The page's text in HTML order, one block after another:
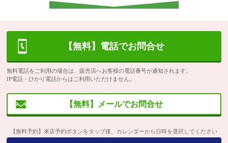
【無料】電話でお問合せ
無料電話をご利用の場合は、販売店へお客様の電話番号が通知されます。
IP電話・ひかり電話からはご利用いただけません。
【無料】メールでお問合せ
【無料予約】来店予約ボタンをタップ後、カレンダーから日時を選択してください